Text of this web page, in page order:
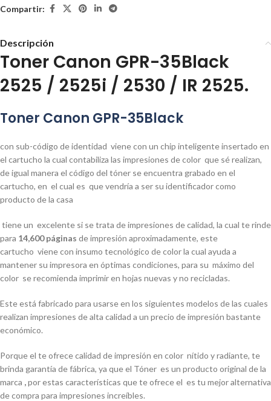
Compartir:
Descripción
Toner Canon GPR-35Black
2525 / 2525i / 2530 / IR 2525.
Toner Canon GPR-35Black
con sub-código de identidad viene con un chip inteligente insertado en
el cartucho la cual contabiliza las impresiones de color que sé realizan,
de igual manera el código del tóner se encuentra grabado en el
cartucho, en el cual es que vendría a ser su identificador como
producto de la casa
tiene un excelente si se trata de impresiones de calidad, la cual te rinde
para 14,600 páginas de impresión aproximadamente, este
cartucho viene con insumo tecnológico de colorla cual ayuda a
mantener su impresora en óptimas condiciones, para su máximo del
color se recomienda imprimir en hojas nuevas y no recicladas.
Esteestá fabricado para usarse en los siguientes modelos de las cuales
realizan impresiones de alta calidad a un precio de impresión bastante
económico.
Porque el te ofrece calidad de impresión en color nítido y radiante, te
brinda garantía de fábrica, ya que el Tóner es un producto original de la
marca ,por estas características que te ofrece el es tu mejor alternativa
de compra para impresiones increíbles.